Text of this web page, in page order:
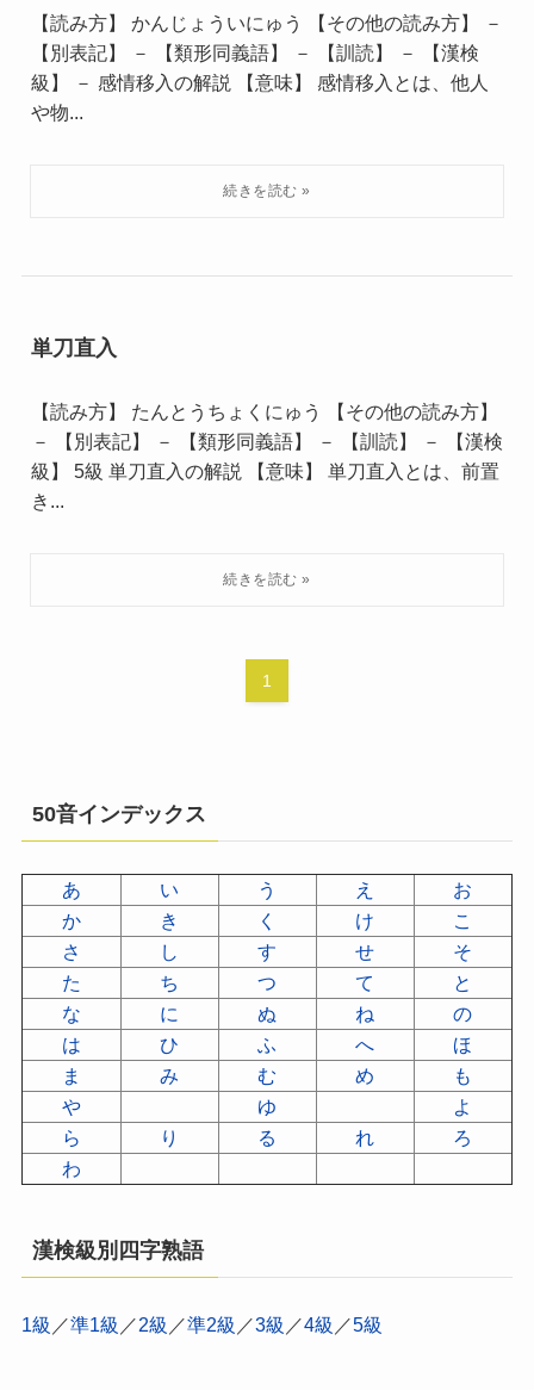
【読み方】 かんじょういにゅう 【その他の読み方】 －
【別表記】 － 【類形同義語】 － 【訓読】 － 【漢検
級】 － 感情移入の解説 【意味】 感情移入とは、他人
や物...
単刀直入
【読み方】 たんとうちょくにゅう 【その他の読み方】
－ 【別表記】 － 【類形同義語】 － 【訓読】 － 【漢検
級】 5級 単刀直入の解説 【意味】 単刀直入とは、前置
き...
1
50音インデックス
あ い う え
お
か
き く け
こ
さ
し す せ
そ
た
ち つ て
と
な
に ぬ ね
の
は
ひ ふ へ
ほ
ま
み む め
も
や
ゆ
よ
ら
り る れ
ろ
わ
漢検級別四字熟語
1級 ／準1級 ／2級 ／準2級 ／3級 ／4級 ／5級